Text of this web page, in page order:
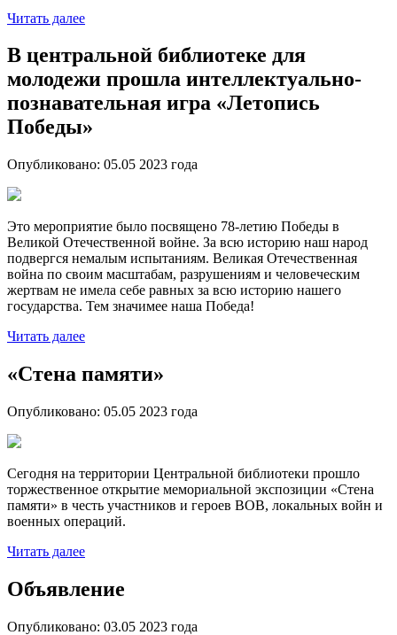
Читать далее
В центральной библиотеке для
молодежи прошла интеллектуально-
познавательная игра «Летопись
Победы»
Опубликовано: 05.05 2023 года
Это мероприятие было посвящено 78-летию Победы в
Великой Отечественной войне. За всю историю наш народ
подвергся немалым испытаниям. Великая Отечественная
война по своим масштабам, разрушениям и человеческим
жертвам не имела себе равных за всю историю нашего
государства. Тем значимее наша Победа!
Читать далее
«Стена памяти»
Опубликовано: 05.05 2023 года
Сегодня на территории Центральной библиотеки прошло
торжественное открытие мемориальной экспозиции «Стена
памяти» в честь участников и героев ВОВ, локальных войн и
военных операций.
Читать далее
Объявление
Опубликовано: 03.05 2023 года